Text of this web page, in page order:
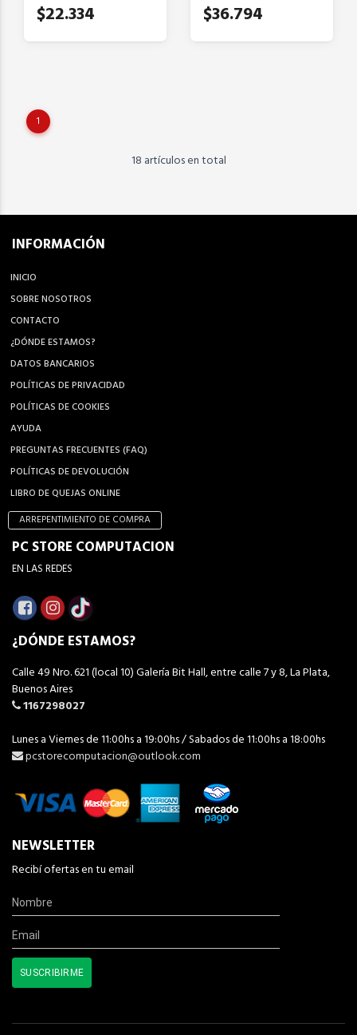
$22.334 $36.794
1
18 artículos en total
INFORMACIÓN
INICIO
SOBRE NOSOTROS
CONTACTO
¿DÓNDE ESTAMOS?
DATOS BANCARIOS
POLÍTICAS DE PRIVACIDAD
POLÍTICAS DE COOKIES
AYUDA
PREGUNTAS FRECUENTES (FAQ)
POLÍTICAS DE DEVOLUCIÓN
LIBRO DE QUEJAS ONLINE
ARREPENTIMIENTO DE COMPRA
PC STORE COMPUTACION
EN LAS REDES
¿DÓNDE ESTAMOS?
Calle 49 Nro. 621 (local 10) Galería Bit Hall, entre calle 7 y 8, La Plata,
Buenos Aires
1167298027
Lunes a Viernes de 11:00hs a 19:00hs / Sabados de 11:00hs a 18:00hs
pcstorecomputacion@outlook.com
NEWSLETTER
Recibí ofertas en tu email